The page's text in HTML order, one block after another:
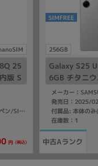
25
版 S
付属品: 箱/USBケーブル(CtoC)/Sペン/SIM取り出し用ピン/マニュアル
円 (税込)
256GB
SIMFREE
Galaxy S25
6GB チタニ
【国内版 SIM
メーカー：
発売日：2025/02
付属品: 本体のみ
在庫数：1
中古Aランク